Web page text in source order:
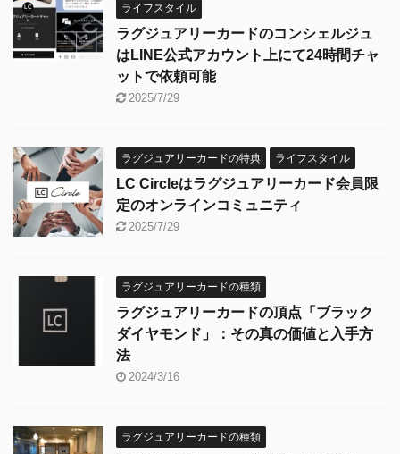
ライフスタイル
ラグジュアリーカードのコンシェルジュ
はLINE公式アカウント上にて24時間チャ
ットで依頼可能
2025/7/29
ラグジュアリーカードの特典 ライフスタイル
LC Circleはラグジュアリーカード会員限
定のオンラインコミュニティ
2025/7/29
ラグジュアリーカードの種類
ラグジュアリーカードの頂点「ブラック
ダイヤモンド」：その真の価値と入手方
法
2024/3/16
ラグジュアリーカードの種類